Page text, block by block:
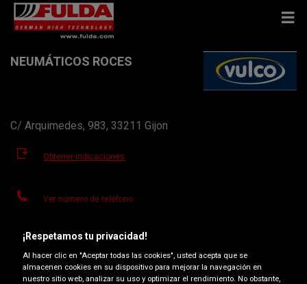
NEUMÁTICOS ROCES
C/ Arquimedes, 983, 33211 Gijon
Obtener indicaciones
Ver número de teléfono
Horario de apertura
Lunes 09:30-13:30
15:00-19:00
¡Respetamos tu privacidad!
Al hacer clic en "Aceptar todas las cookies", usted acepta que se
almacenen cookies en su dispositivo para mejorar la navegación en
nuestro sitio web, analizar su uso y optimizar el rendimiento. No obstante,